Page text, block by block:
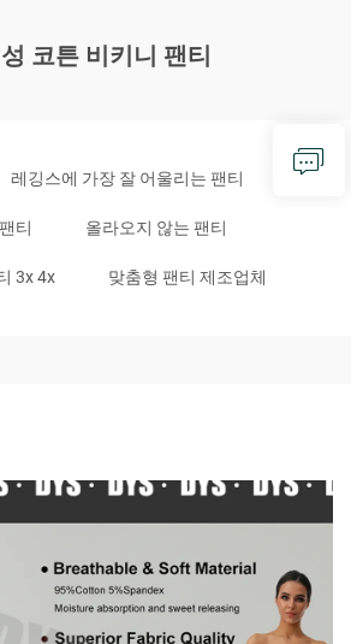
코튼 비키니 팬티
레깅스에 가장 잘 어울리는 팬티
티 올라오지 않는 팬티
3x 4x 맞춤형 팬티 제조업체